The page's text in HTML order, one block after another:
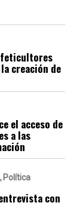
creación de
el acceso de
a las
Política
con